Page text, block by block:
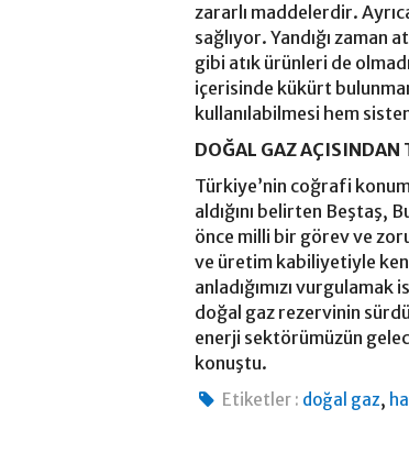
zararlı maddelerdir.
sağlıyor. Yandığı zaman
gibi atık ürünleri de
içerisinde kükürt
kullanılabilmesi hem
DOĞAL GAZ AÇISINDAN
Türkiye’nin coğrafi
aldığını belirten Beştaş,
önce milli bir görev ve
ve üretim kabiliyetiyle
anladığımızı
doğal gaz rezervinin
enerji sektörümüzün
konuştu.
Etiketler : doğal gaz,